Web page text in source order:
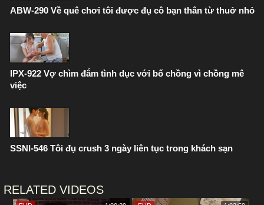
ABW-290 Về quê chơi tôi được đụ cô bạn thân từ thuở nhỏ
IPX-922 Vợ chìm đắm tình dục với bố chồng vì chồng mê
việc
SSNI-546 Tôi đụ crush 3 ngày liên tục trong khách sạn
RELATED VIDEOS